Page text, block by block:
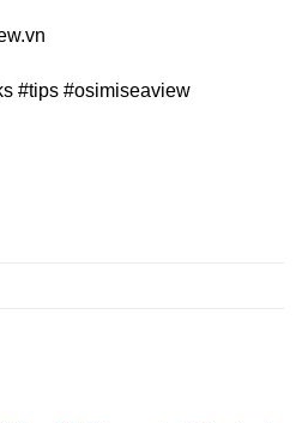
#tips #osimiseaview